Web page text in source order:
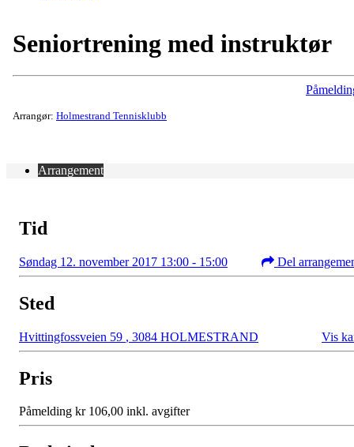
Seniortrening med instruktør
Arrangør: Holmestrand Tennisklubb
Arrangement
Tid
Søndag 12. november 2017 13:00 - 15:00 Del
Sted
Hvittingfossveien 59 , 3084 HOLMESTRAND Vis
Pris
Påmelding kr 106,00 inkl. avgifter